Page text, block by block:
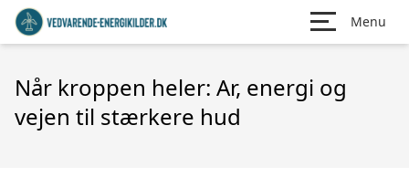
Menu
Når kroppen heler: Ar, energi og
vejen til stærkere hud